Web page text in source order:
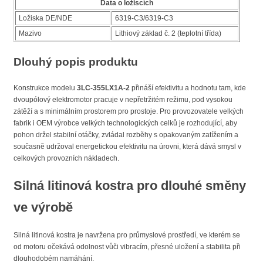
Data o ložiscích
Ložiska DE/NDE
6319-C3/6319-C3
Mazivo
Lithiový základ č. 2 (teplotní třída)
Dlouhý popis produktu
Konstrukce modelu 3LC-355LX1A-2 přináší efektivitu a hodnotu tam, kde
dvoupólový elektromotor pracuje v nepřetržitém režimu, pod vysokou
zátěží a s minimálním prostorem pro prostoje. Pro provozovatele velkých
fabrik i OEM výrobce velkých technologických celků je rozhodující, aby
pohon držel stabilní otáčky, zvládal rozběhy s opakovaným zatížením a
současně udržoval energetickou efektivitu na úrovni, která dává smysl v
celkových provozních nákladech.
Silná litinová kostra pro dlouhé směny
ve výrobě
Silná litinová kostra je navržena pro průmyslové prostředí, ve kterém se
od motoru očekává odolnost vůči vibracím, přesné uložení a stabilita při
dlouhodobém namáhání.